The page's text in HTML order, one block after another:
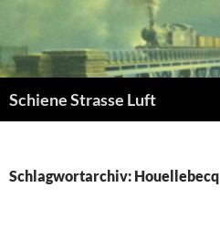
springen
Schiene Strasse Luft
Schlagwortarchiv: Houellebecq